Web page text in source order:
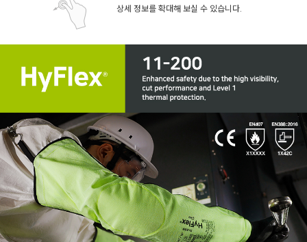
상세 정보를 확대해 보실 수 있습니다.